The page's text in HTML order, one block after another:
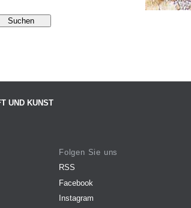
UND KUNST
Folgen Sie uns
RSS
Facebook
Instagram